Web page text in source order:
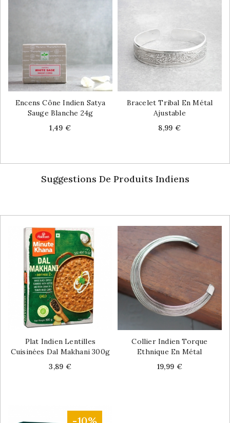
Encens Cône Indien Satya
Sauge Blanche 24g
Price
1,49 €
Bracelet Tribal En Métal
Ajustable
Price
8,99 €
Suggestions De Produits Indiens
Plat Indien Lentilles
Cuisinées Dal Makhani 300g
Price
3,89 €
Collier Indien Torque
Ethnique En Métal
Price
19,99 €